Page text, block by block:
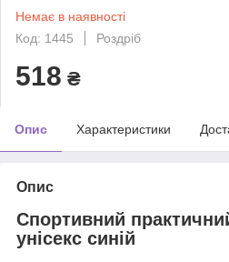
Немає в наявності
Код: 1445
Роздріб
518 ₴
Опис Характеристики
Опис
Спортивний
унісекс синій